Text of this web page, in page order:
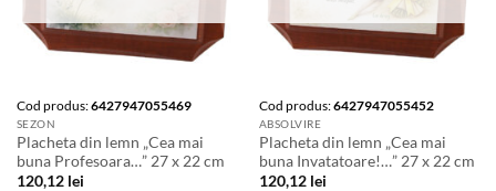
Cod produs:6427947055469
SEZON
Placheta din lemn „Cea mai
buna Profesoara…” 27 x 22 cm
120,12 lei
Cod produs:6427947055452
ABSOLVIRE
Placheta din lemn „Cea mai
buna Invatatoare!…” 27 x 22 cm
120,12 lei